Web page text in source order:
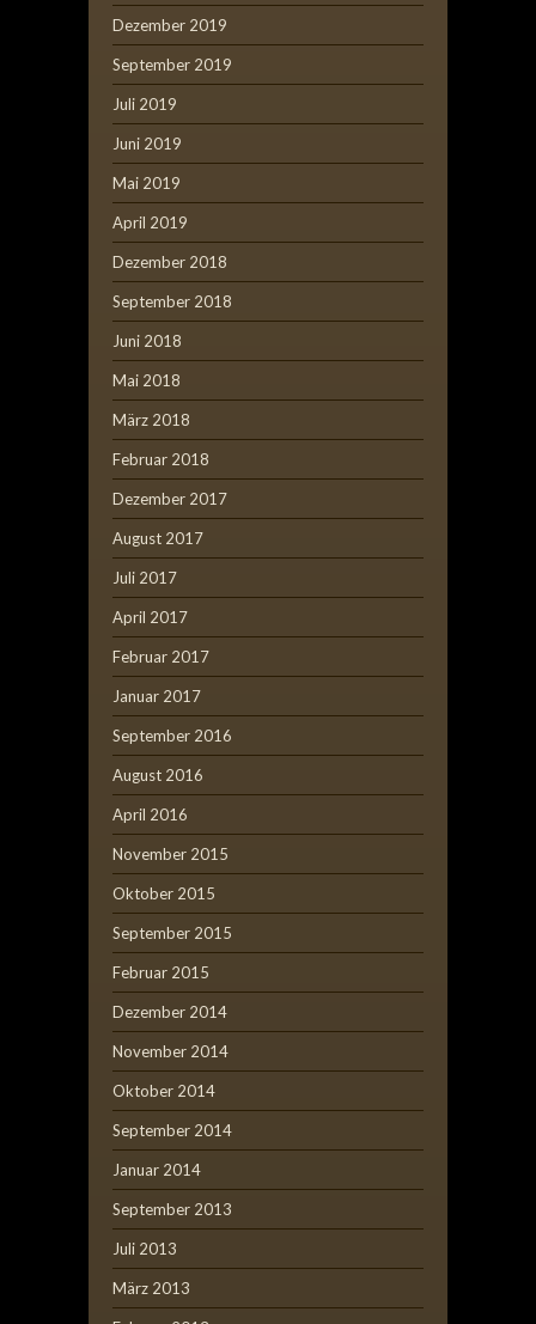
Dezember 2019
September 2019
Juli 2019
Juni 2019
Mai 2019
April 2019
Dezember 2018
September 2018
Juni 2018
Mai 2018
März 2018
Februar 2018
Dezember 2017
August 2017
Juli 2017
April 2017
Februar 2017
Januar 2017
September 2016
August 2016
April 2016
November 2015
Oktober 2015
September 2015
Februar 2015
Dezember 2014
November 2014
Oktober 2014
September 2014
Januar 2014
September 2013
Juli 2013
März 2013